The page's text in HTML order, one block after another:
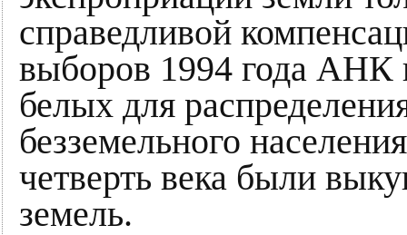
справедливой
выборов 1994 года АНК
белых для
безземельного
четверть века были
земель.